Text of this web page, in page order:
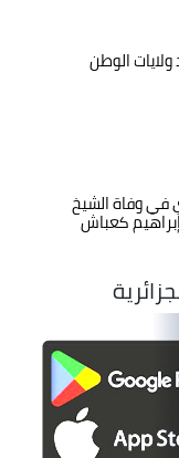
الوطن
وفاة الشيخ
كعباش